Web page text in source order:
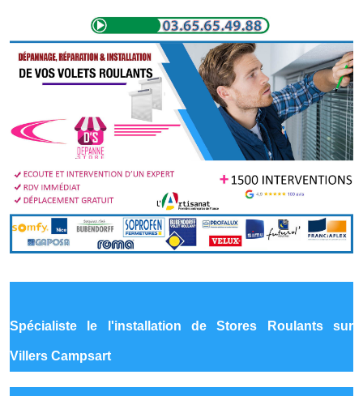
Spécialiste le l'installation de Stores Roulants sur
Villers Campsart